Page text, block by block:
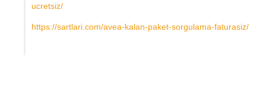
ucretsiz/
https://sartlari.com/avea-kalan-paket-sorgulama-faturasiz/